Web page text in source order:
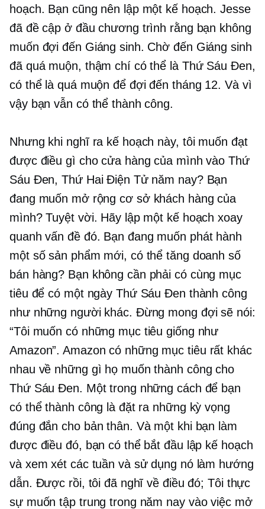
hoạch. Bạn cũng nên lập một kế hoạch. Jesse
đã đề cập ở đầu chương trình rằng bạn không
muốn đợi đến Giáng sinh. Chờ đến Giáng sinh
đã quá muộn, thậm chí có thể là Thứ Sáu Đen,
có thể là quá muộn để đợi đến tháng 12. Và vì
vậy bạn vẫn có thể thành công.
Nhưng khi nghĩ ra kế hoạch này, tôi muốn đạt
được điều gì cho cửa hàng của mình vào Thứ
Sáu Đen, Thứ Hai Điện Tử năm nay? Bạn
đang muốn mở rộng cơ sở khách hàng của
mình? Tuyệt vời. Hãy lập một kế hoạch xoay
quanh vấn đề đó. Bạn đang muốn phát hành
một số sản phẩm mới, có thể tăng doanh số
bán hàng? Bạn không cần phải có cùng mục
tiêu để có một ngày Thứ Sáu Đen thành công
như những người khác. Đừng mong đợi sẽ nói:
“Tôi muốn có những mục tiêu giống như
Amazon”. Amazon có những mục tiêu rất khác
nhau về những gì họ muốn thành công cho
Thứ Sáu Đen. Một trong những cách để bạn
có thể thành công là đặt ra những kỳ vọng
đúng đắn cho bản thân. Và một khi bạn làm
được điều đó, bạn có thể bắt đầu lập kế hoạch
và xem xét các tuần và sử dụng nó làm hướng
dẫn. Được rồi, tôi đã nghĩ về điều đó; Tôi thực
sự muốn tập trung trong năm nay vào việc mở